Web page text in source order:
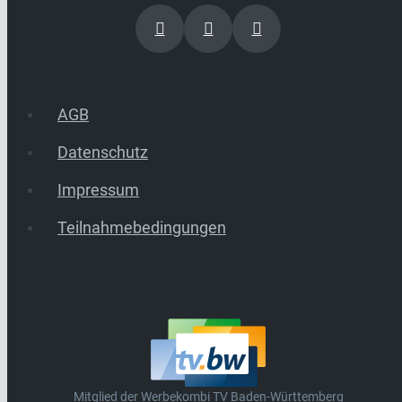
AGB
Datenschutz
Impressum
Teilnahmebedingungen
Mitglied der Werbekombi TV Baden-Württemberg